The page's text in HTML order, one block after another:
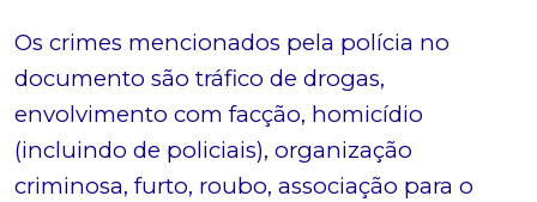
Os crimes mencionados pela polícia no
documento são tráfico de drogas,
envolvimento com facção, homicídio
(incluindo de policiais), organização
criminosa, furto, roubo, associação para o